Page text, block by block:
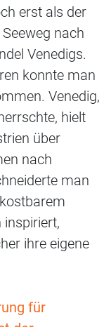
erst als der
nach
Venedigs.
konnte man
Venedig,
hielt
über
nach
man
inspiriert,
ihre eigene
für